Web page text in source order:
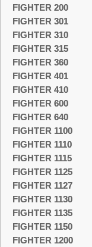
FIGHTER 200
FIGHTER 301
FIGHTER 310
FIGHTER 315
FIGHTER 360
FIGHTER 401
FIGHTER 410
FIGHTER 600
FIGHTER 640
FIGHTER 1100
FIGHTER 1110
FIGHTER 1115
FIGHTER 1125
FIGHTER 1127
FIGHTER 1130
FIGHTER 1135
FIGHTER 1150
FIGHTER 1200